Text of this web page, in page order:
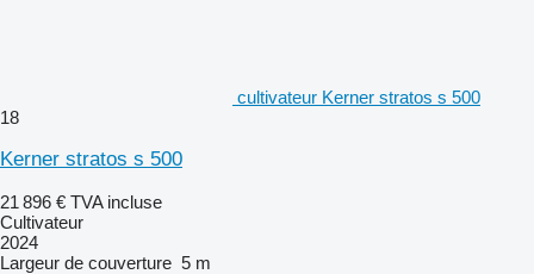
cultivateur Kerner stratos s 500
18
Kerner stratos s 500
21 896 € TVA incluse
Cultivateur
2024
Largeur de couverture 5 m